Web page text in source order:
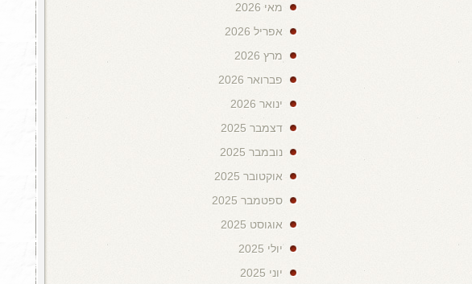
מאי 2026
אפריל 2026
מרץ 2026
פברואר 2026
ינואר 2026
דצמבר 2025
נובמבר 2025
אוקטובר 2025
ספטמבר 2025
אוגוסט 2025
יולי 2025
יוני 2025